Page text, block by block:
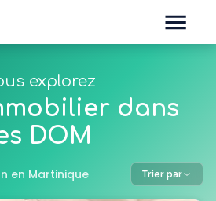
explorez
dans
DOM
en Martinique Trier par